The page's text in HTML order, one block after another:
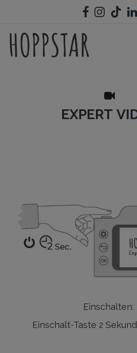
EXPERT
Einschalten:
Einschalt-Taste 2